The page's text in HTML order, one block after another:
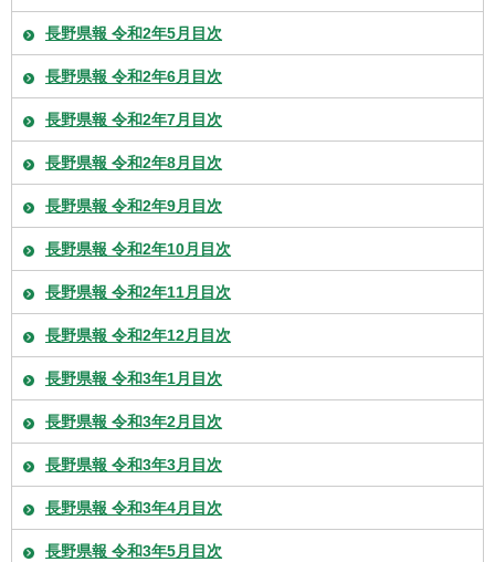
長野県報 令和2年5月目次
長野県報 令和2年6月目次
長野県報 令和2年7月目次
長野県報 令和2年8月目次
長野県報 令和2年9月目次
長野県報 令和2年10月目次
長野県報 令和2年11月目次
長野県報 令和2年12月目次
長野県報 令和3年1月目次
長野県報 令和3年2月目次
長野県報 令和3年3月目次
長野県報 令和3年4月目次
長野県報 令和3年5月目次